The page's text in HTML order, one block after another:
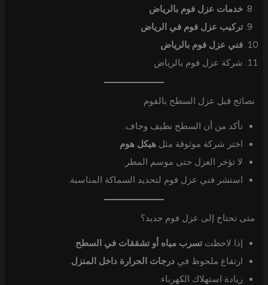
خدمات عزل فوم بالرياض
تركيب عزل فوم في الرياض
فني عزل فوم بالرياض
شركة عزل فوم بالرياض
نصائح قبل عزل السطح بالفوم
تأكد من أن السطح نظيف وجاف.
اختر شركة موثوقة مثلهيكل هوم.
لا تؤخر العزل حتى موسم المطر.
استشر فني عزل فوم لتحديد السماكة المناسبة.
متى تحتاج إلى عزل فوم جديد؟
إذا لاحظتتسرب مياه أو تشققات في السطح.
ارتفاع ملحوظ فيدرجات الحرارة داخل المنزل.
زيادة استهلاك الكهرباء.